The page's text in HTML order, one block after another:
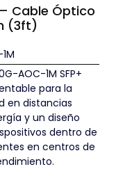
Cable Óptico
(3ft)
AOC-1M SFP+
para la
en distancias
y un diseño
dentro de
en centros de